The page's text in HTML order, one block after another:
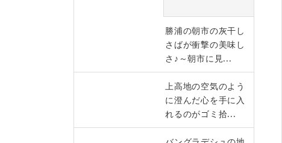
勝浦の朝市の灰干し
さばが衝撃の美味し
さ♪～朝市に見...
上高地の空気のよう
に澄んだ心を手に入
れるのがゴミ拾...